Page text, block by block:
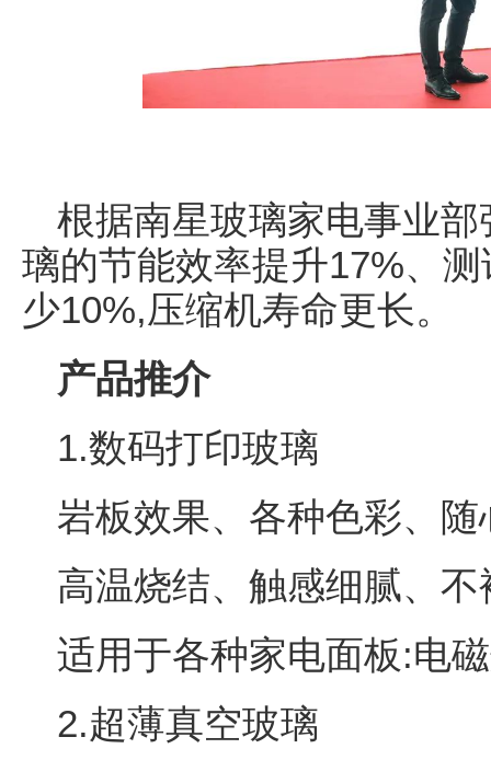
根据南星玻璃家电事业
璃的节能效率提升17%、
少10%,压缩机寿命更长。
产品推介
1.数码打印玻璃
岩板效果、各种色彩、随
高温烧结、触感细腻、
适用于各种家电面板:电
2.超薄真空玻璃